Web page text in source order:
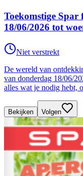
Toekomstige
18/06/2026 tot
Niet verstrekt
De wereld van
van donderdag 18/06/
alles wat je nodig hebt,
Bekijken Volgen